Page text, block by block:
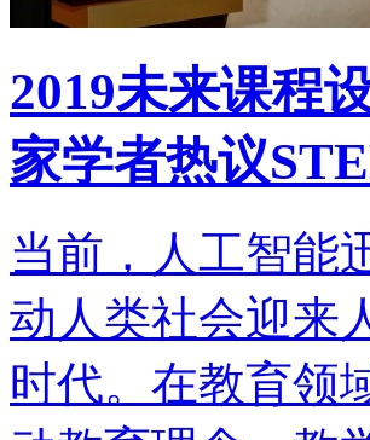
2019未来课程
家学者热议
当前，人工智能
动人类社会迎来
时代。在教育领